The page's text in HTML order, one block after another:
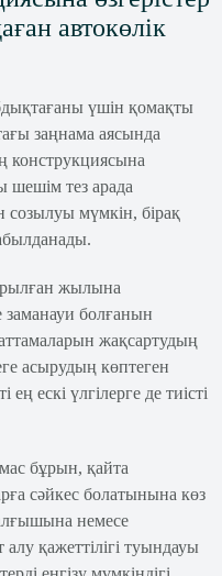
автокөлік
үшін қомақты
заңнама аясында
конструкциясына
шешім тез арада
созылуы мүмкін, бірақ
жылына
заманауи болғанын
жақсартудың
асырудың көптеген
ескі үлгілерге де тиісті
бұрын, қайта
сәйкес болатынына көз
немесе
қажеттілігі туындауы